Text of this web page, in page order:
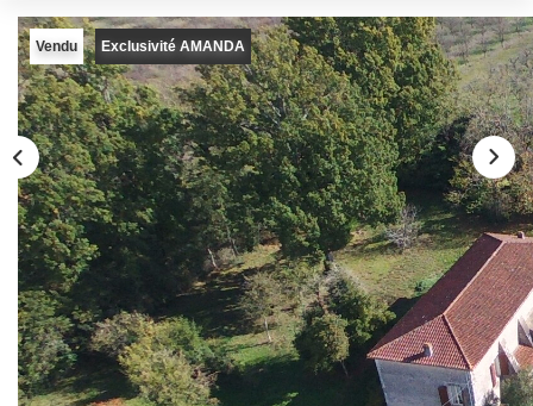
CONTACT
Vendu Exclusivité AMANDA